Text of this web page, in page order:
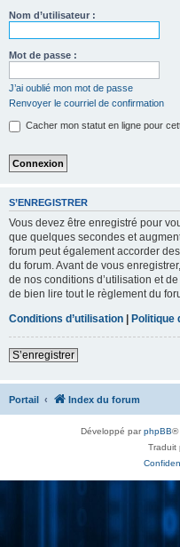
Nom d’utilisateur :
Mot de passe :
J’ai oublié mon mot de passe
Renvoyer le courriel de confirmation
Cacher mon statut en ligne pour
S’ENREGISTRER
Vous devez être enregistré pour
que quelques secondes et
forum peut également accorder
du forum. Avant de vous
de nos conditions d’utilisation et
de bien lire tout le règlement du
Conditions d’utilisation
Politique
S’enregistrer
Portail Index du forum
Développé parphpBB®
Traduit